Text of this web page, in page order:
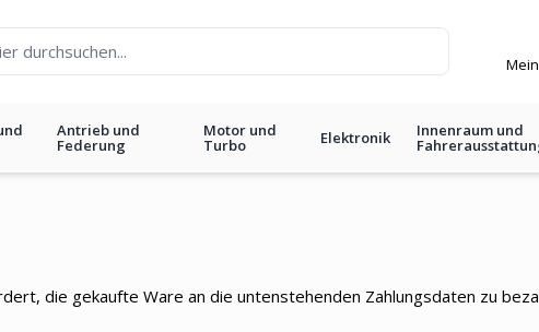
Antrieb und
Federung
Motor und
Turbo Elektronik Innenraum und
die gekaufte Ware an die untenstehenden Zahlungsdaten zu